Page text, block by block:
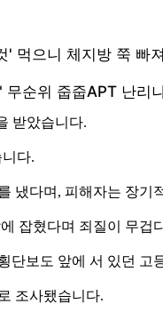
받았습니다.
다.
냈다며, 피해자는 장기
잡혔다며 죄질이 무겁
단보도 앞에 서 있던
조사됐습니다.